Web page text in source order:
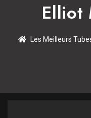
Elliot
Les Meilleurs